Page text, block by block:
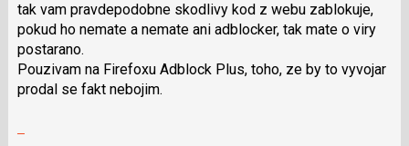
tak vam pravdepodobne skodlivy kod z webu zablokuje,
pokud ho nemate a nemate ani adblocker, tak mate o viry
postarano.
Pouzivam na Firefoxu Adblock Plus, toho, ze by to vyvojar
prodal se fakt nebojim.